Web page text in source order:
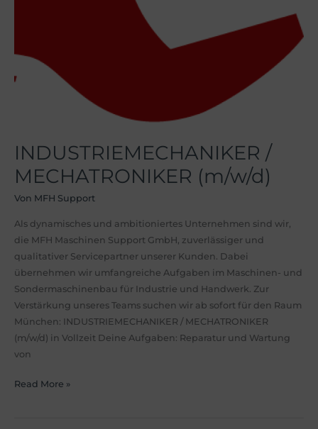
INDUSTRIEMECHANIKER /
MECHATRONIKER (m/w/d)
Von MFH Support
Als dynamisches und ambitioniertes Unternehmen sind wir,
die MFH Maschinen Support GmbH, zuverlässiger und
qualitativer Servicepartner unserer Kunden. Dabei
übernehmen wir umfangreiche Aufgaben im Maschinen- und
Sondermaschinenbau für Industrie und Handwerk. Zur
Verstärkung unseres Teams suchen wir ab sofort für den Raum
München: INDUSTRIEMECHANIKER / MECHATRONIKER
(m/w/d) in Vollzeit Deine Aufgaben: Reparatur und Wartung
von
Read More »